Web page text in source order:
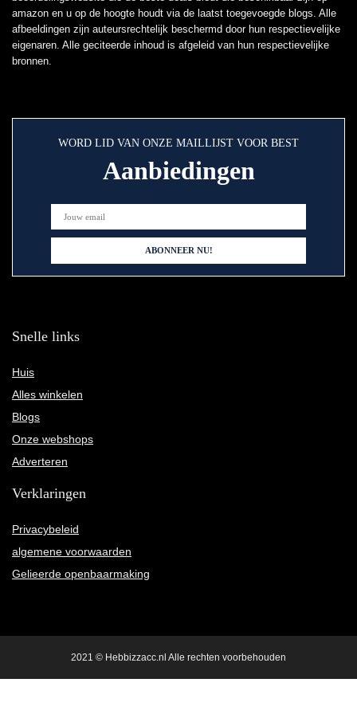
amazon en u op de hoogte houdt via de laatst toegevoegde blogs. Alle
afbeeldingen zijn auteursrechtelijk beschermd door hun respectievelijke
eigenaren. Alle geciteerde inhoud is afgeleid van hun respectievelijke
bronnen.
WORD LID VAN ONZE MAILLIJST VOOR BEST
Aanbiedingen
Snelle links
Huis
Alles winkelen
Blogs
Onze webshops
Adverteren
Verklaringen
Privacybeleid
algemene voorwaarden
Gelieerde openbaarmaking
2021 © Hebbizzacc.nl Alle rechten voorbehouden